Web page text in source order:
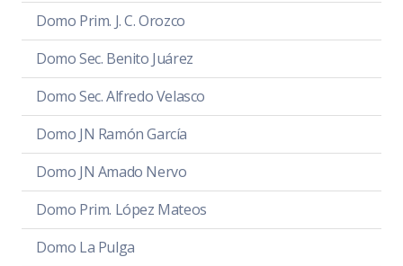
Domo Prim. J. C. Orozco
Domo Sec. Benito Juárez
Domo Sec. Alfredo Velasco
Domo JN Ramón García
Domo JN Amado Nervo
Domo Prim. López Mateos
Domo La Pulga